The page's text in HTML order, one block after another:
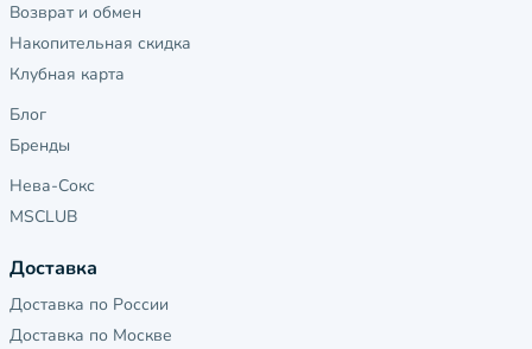
Возврат и обмен
Накопительная скидка
Клубная карта
Блог
Бренды
Нева-Сокс
MSCLUB
Доставка
Доставка по России
Доставка по Москве